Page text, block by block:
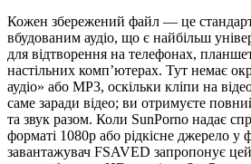
Кожен збережений файл — це
вбудованим аудіо, що є найбільш
для відтворення на телефонах,
настільних комп’ютерах. Тут немає
аудіо» або MP3, оскільки кліпи на
саме заради відео; ви отримуєте
та звук разом. Коли SunPorno надає
форматі 1080p або рідкісне джерело у
завантажувач FSAVED запропонує